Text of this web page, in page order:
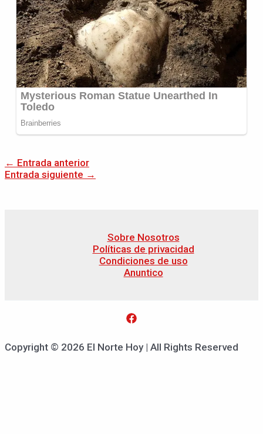
← Entrada anterior
Entrada siguiente →
Sobre Nosotros
Políticas de privacidad
Condiciones de uso
Anuntico
Copyright © 2026 El Norte Hoy | All Rights Reserved